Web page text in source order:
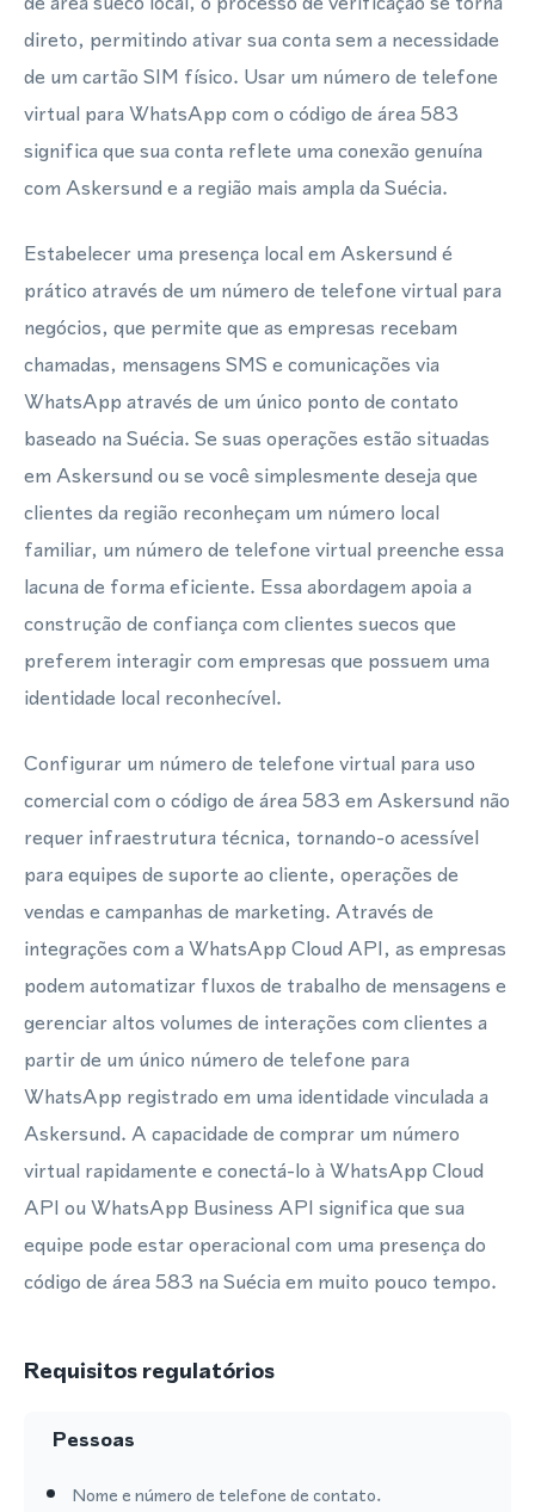
direto, permitindo ativar sua conta sem a necessidade
de um cartão SIM físico. Usar um número de telefone
virtual para WhatsApp com o código de área 583
significa que sua conta reflete uma conexão genuína
com Askersund e a região mais ampla da Suécia.
Estabelecer uma presença local em Askersund é
prático através de um número de telefone virtual para
negócios, que permite que as empresas recebam
chamadas, mensagens SMS e comunicações via
WhatsApp através de um único ponto de contato
baseado na Suécia. Se suas operações estão situadas
em Askersund ou se você simplesmente deseja que
clientes da região reconheçam um número local
familiar, um número de telefone virtual preenche essa
lacuna de forma eficiente. Essa abordagem apoia a
construção de confiança com clientes suecos que
preferem interagir com empresas que possuem uma
identidade local reconhecível.
Configurar um número de telefone virtual para uso
comercial com o código de área 583 em Askersund não
requer infraestrutura técnica, tornando-o acessível
para equipes de suporte ao cliente, operações de
vendas e campanhas de marketing. Através de
integrações com a WhatsApp Cloud API, as empresas
podem automatizar fluxos de trabalho de mensagens e
gerenciar altos volumes de interações com clientes a
partir de um único número de telefone para
WhatsApp registrado em uma identidade vinculada a
Askersund. A capacidade de comprar um número
virtual rapidamente e conectá-lo à WhatsApp Cloud
API ou WhatsApp Business API significa que sua
equipe pode estar operacional com uma presença do
código de área 583 na Suécia em muito pouco tempo.
Requisitos regulatórios
Pessoas
Nome e número de telefone de contato.